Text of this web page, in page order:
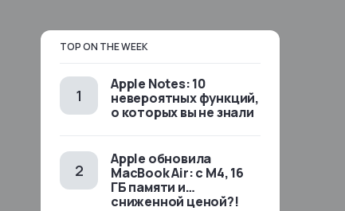
TOP ON THE WEEK
Apple Notes: 10
невероятных функций,
о которых вы не знали
Apple обновила
MacBook Air: с M4, 16
ГБ памяти и…
сниженной ценой?!